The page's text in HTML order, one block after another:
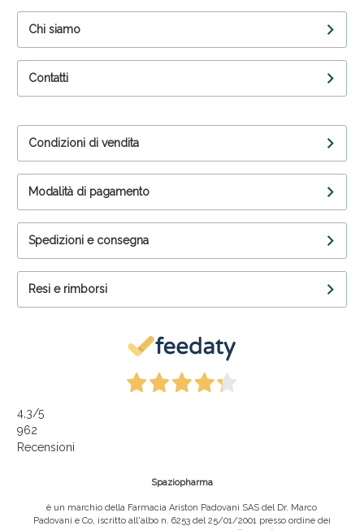
Chi siamo
Contatti
Condizioni di vendita
Modalità di pagamento
Spedizioni e consegna
Resi e rimborsi
4,3/5
962
Recensioni
Spaziopharma
è un marchio della Farmacia Ariston Padovani SAS del Dr. Marco
Padovani e Co, iscritto all'albo n. 6253 del 25/01/2001 presso ordine dei